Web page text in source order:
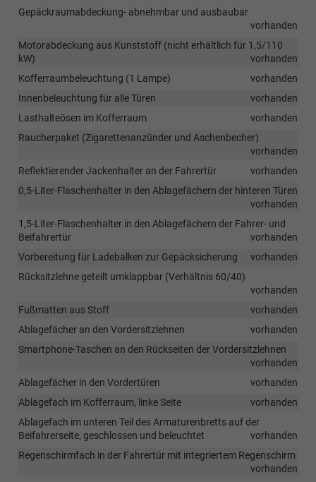
Gepäckraumabdeckung- abnehmbar und ausbaubar
vorhanden
Motorabdeckung aus Kunststoff (nicht erhältlich für 1,5/110
kW)
vorhanden
Kofferraumbeleuchtung (1 Lampe)
vorhanden
Innenbeleuchtung für alle Türen
vorhanden
Lasthalteösen im Kofferraum
vorhanden
Raucherpaket (Zigarettenanzünder und Aschenbecher)
vorhanden
Reflektierender Jackenhalter an der Fahrertür
vorhanden
0,5-Liter-Flaschenhalter in den Ablagefächern der hinteren Türen
vorhanden
1,5-Liter-Flaschenhalter in den Ablagefächern der Fahrer- und
Beifahrertür
vorhanden
Vorbereitung für Ladebalken zur Gepäcksicherung
vorhanden
Rücksitzlehne geteilt umklappbar (Verhältnis 60/40)
vorhanden
Fußmatten aus Stoff
vorhanden
Ablagefächer an den Vordersitzlehnen
vorhanden
Smartphone-Taschen an den Rückseiten der Vordersitzlehnen
vorhanden
Ablagefächer in den Vordertüren
vorhanden
Ablagefach im Kofferraum, linke Seite
vorhanden
Ablagefach im unteren Teil des Armaturenbretts auf der
Beifahrerseite, geschlossen und beleuchtet
vorhanden
Regenschirmfach in der Fahrertür mit integriertem Regenschirm
vorhanden